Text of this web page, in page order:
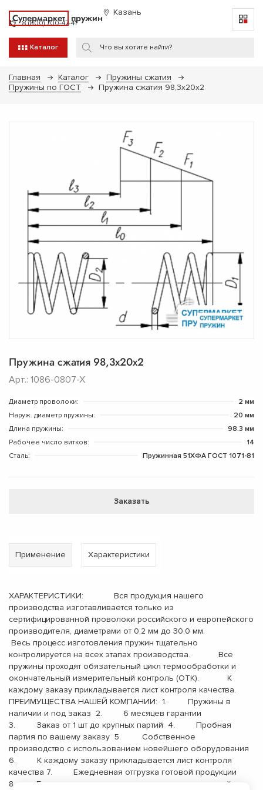
Супермаркет пружин Казань
8 (800) 700-47-41
Каталог
Главная Каталог
Пружины сжатия
Пружины по ГОСТ
Пружина сжатия 98,3х20х2
Пружина сжатия 98,3х20х2
Арт.: 1086-0807-Х
Диаметр проволоки:
2 мм
Наруж. диаметр пружины:
20 мм
Длина пружины:
98.3 мм
Рабочее число витков:
14
Сталь:
Пружинная 51ХФА ГОСТ 1071-81
Заказать
Применение Характеристики
ХАРАКТЕРИСТИКИ: Вся продукция нашего
производства изготавливается только из
сертифицированной проволоки российского и европейского
производителя, диаметрами от 0,2 мм до 30,0 мм.
Весь процесс изготовления пружин тщательно
контролируется на всех этапах производства. Все
пружины проходят обязательный цикл термообработки и
окончательный измерительный контроль (ОТК). К
каждому заказу прикладывается лист контроля качества.
ПРЕИМУЩЕСТВА НАШЕЙ КОМПАНИИ: 1. Пружины в
наличии и под заказ 2. 6 месяцев гарантии
3. Заказ от 1 шт до крупных партий 4. Пробная
партия по вашему заказу 5. Собственное
производство с использованием новейшего оборудования
6. К каждому заказу прикладывается лист контроля
качества 7. Ежедневная отгрузка готовой продукции
8. Бесплатная доставка до терминала транспортной